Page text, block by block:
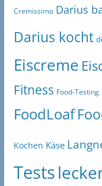
Cremissimo Darius
Darius kocht
Eiscreme
Fitness Food-Testing
FoodLoaf
Kochen Käse
Tests